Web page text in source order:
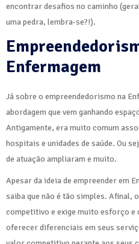
encontrar desafios no caminho
uma pedra, lembra-se?!).
Enfermagem
Já sobre o empreendedorismo na
abordagem que vem ganhando
Antigamente, era muito comum
hospitais e unidades de saúde. Ou
de atuação ampliaram e muito.
Apesar da ideia de empreender em
saiba que não é tão simples. Afinal,
competitivo e exige muito esforço e
oferecer diferenciais em seus